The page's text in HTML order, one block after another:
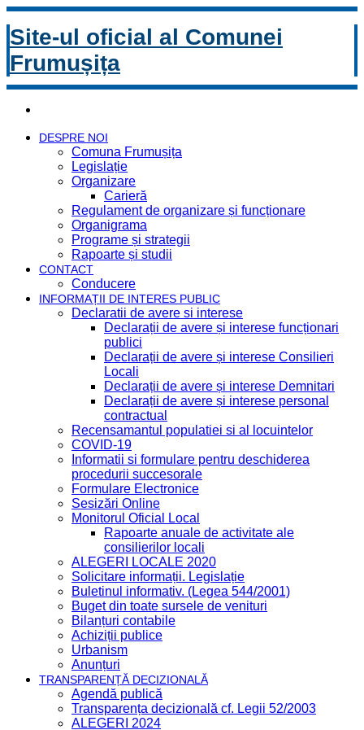
Site-ul oficial al Comunei
Frumușița
DESPRE NOI
Comuna Frumușița
Legislație
Organizare
Carieră
Regulament de organizare și funcționare
Organigrama
Programe și strategii
Rapoarte și studii
CONTACT
Conducere
INFORMAȚII DE INTERES PUBLIC
Declaratii de avere si interese
Declarații de avere și interese funcționari
publici
Declarații de avere și interese Consilieri
Locali
Declarații de avere și interese Demnitari
Declarații de avere și interese personal
contractual
Recensamantul populatiei si al locuintelor
COVID-19
Informatii si formulare pentru deschiderea
procedurii succesorale
Formulare Electronice
Sesizări Online
Monitorul Oficial Local
Rapoarte anuale de activitate ale
consilierilor locali
ALEGERI LOCALE 2020
Solicitare informații. Legislație
Buletinul informativ. (Legea 544/2001)
Buget din toate sursele de venituri
Bilanțuri contabile
Achiziții publice
Urbanism
Anunțuri
TRANSPARENȚĂ DECIZIONALĂ
Agendă publică
Transparența decizională cf. Legii 52/2003
ALEGERI 2024